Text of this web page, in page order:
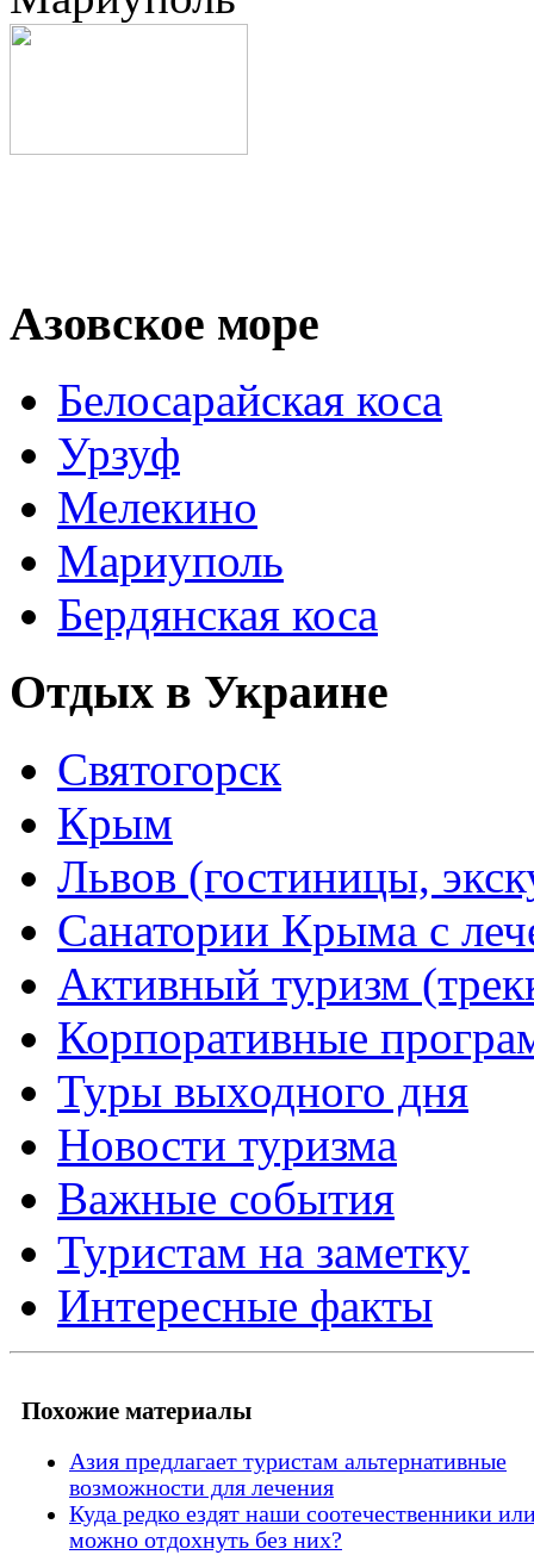
Азовское море
Белосарайская коса
Урзуф
Мелекино
Мариуполь
Бердянская коса
Отдых в Украине
Святогорск
Крым
Львов (гостиницы,
Санатории Крыма с
Активный туризм
Корпоративные
Туры выходного дня
Новости туризма
Важные события
Туристам на заметку
Интересные факты
Похожие материалы
Азия предлагает туристам альтернативные
возможности для лечения
Куда редко ездят наши соотечественники
можно отдохнуть без них?